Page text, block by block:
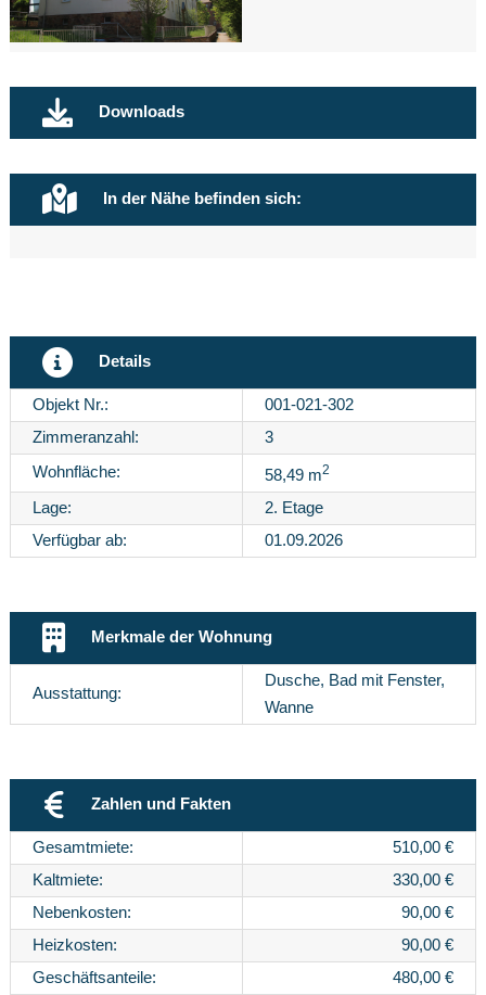
Downloads
In der Nähe befinden sich:
Details
Objekt Nr.:
001-021-302
Zimmeranzahl:
3
Wohnfläche:
58,49 m2
Lage:
2. Etage
Verfügbar ab:
01.09.2026
Merkmale der Wohnung
Ausstattung:
Dusche, Bad mit Fenster,
Wanne
Zahlen und Fakten
Gesamtmiete:
510,00 €
Kaltmiete:
330,00 €
Nebenkosten:
90,00 €
Heizkosten:
90,00 €
Geschäftsanteile:
480,00 €